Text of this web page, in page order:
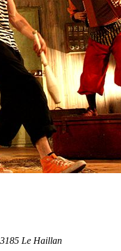
Le Haillan